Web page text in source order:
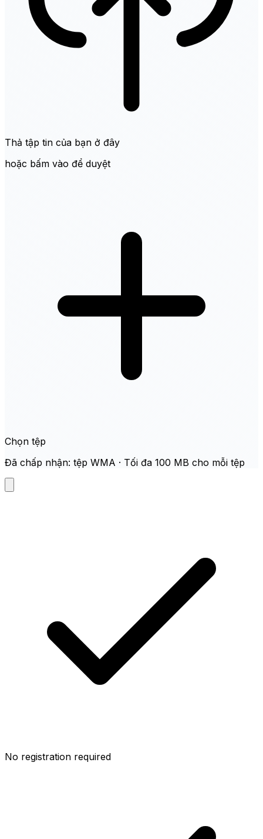
Thả tập tin của bạn ở đây
hoặc bấm vào để duyệt
Chọn tệp
Đã chấp nhận: tệp WMA · Tối đa 100 MB cho mỗi tệp
No registration required